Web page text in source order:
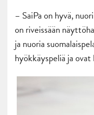
– SaiPa on hyvä,
on riveissään
ja nuoria
hyökkäyspeliä ja